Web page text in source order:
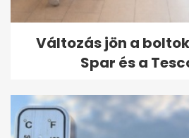
Változás jön a
Spar és a